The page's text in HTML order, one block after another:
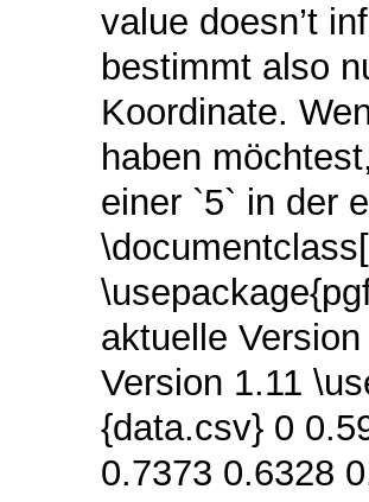
value doesn’t
bestimmt also
Koordinate.
haben
einer `5` in der
aktuelle
Version 1.11
{data.csv} 0
0.7373 0.6328